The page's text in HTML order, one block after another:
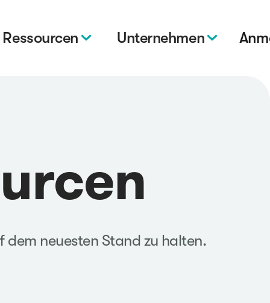
Ressourcen Unternehmen
dem neuesten Stand zu halten.